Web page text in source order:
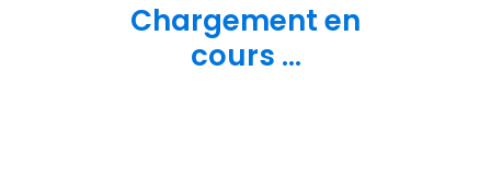
Chargement en
cours ...